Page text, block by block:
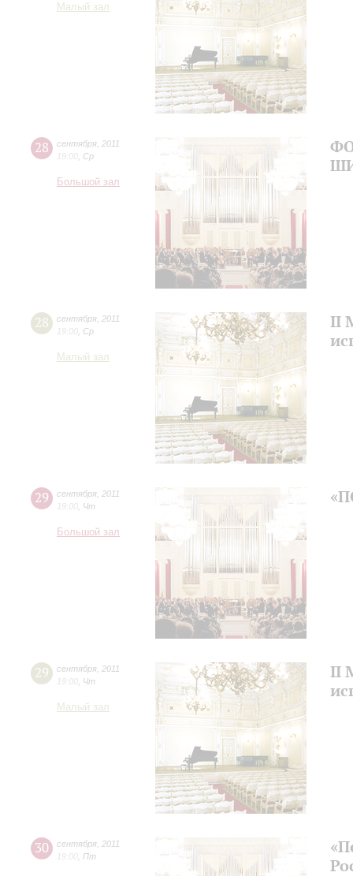
Малый зал
28 сентября 2011
19:00 Ср
Большой зал
28 сентября 2011
19:00 Ср
Малый зал
II
29 сентября 2011
19:00 Чт
Большой зал
29 сентября 2011
19:00 Чт
Малый зал
II
30 сентября 2011
19:00 Пт